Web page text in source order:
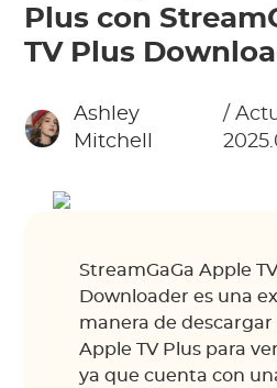
Plus con
TV Plus
Ashley
Mitchell
/
StreamGaGa Apple
Downloader es una
manera de descargar
Apple TV Plus para
ya que cuenta con